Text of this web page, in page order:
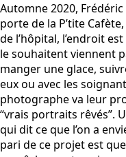
Automne 2020,
porte de la P’tite
de l’hôpital, l’endroit
le souhaitent viennent
manger une glace,
eux ou avec les
photographe va leur
“vrais portraits rêvés”.
qui dit ce que l’on a
pari de ce projet est